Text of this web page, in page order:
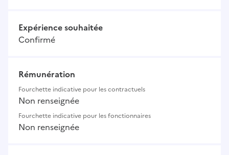
Expérience souhaitée
Confirmé
Rémunération
Fourchette indicative pour les contractuels
Non renseignée
Fourchette indicative pour les fonctionnaires
Non renseignée